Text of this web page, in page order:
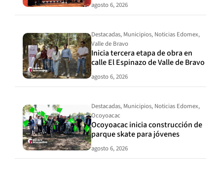
agosto 6, 2026
Destacadas, Municipios, Noticias Edomex,
Valle de Bravo
Inicia tercera etapa de obra en
calle El Espinazo de Valle de Bravo
agosto 6, 2026
Destacadas, Municipios, Noticias Edomex,
Ocoyoacac
Ocoyoacac inicia construcción de
parque skate para jóvenes
agosto 6, 2026